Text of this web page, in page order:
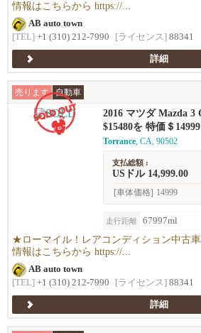
情報はこちらから https://...
AB auto town
[TEL] +1 (310) 212-7990 [ライセンス] 88341
詳細
売ります 自動車
2016 マツダ Mazda
s !
$15480を 特価＄
Torrance, CA, 90502
支払総額 :
USドル 14,999.00
[車体価格] 14999
走行距離 67997ml
★ローマイル！レアコンディション中古
情報はこちらから https://...
AB auto town
[TEL] +1 (310) 212-7990 [ライセンス] 88341
詳細